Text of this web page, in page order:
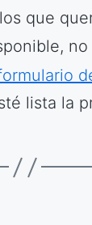
que
lista la